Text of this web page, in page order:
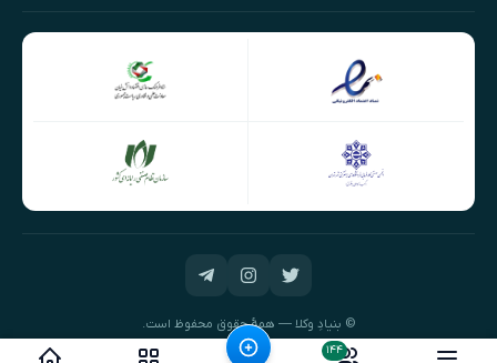
۱۴۴
© بنیادِ وکلا — همهٔ حقوق محفوظ است.
طراحی و توسعه:نیک‌داده‌پرداز